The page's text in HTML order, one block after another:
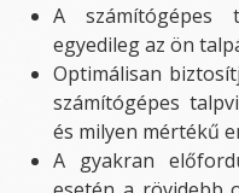
A számítógépes
egyedileg az ön
Optimálisan
számítógépes
és milyen mértékű
A gyakran